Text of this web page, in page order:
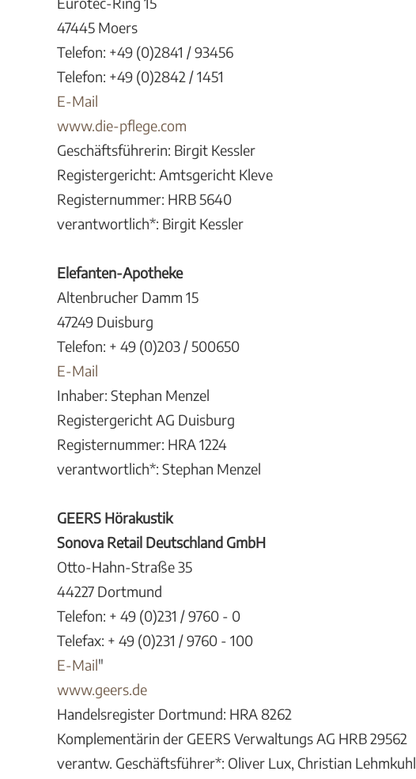
47445 Moers
Telefon: +49 (0)2841 / 93456
Telefon: +49 (0)2842 / 1451
E-Mail
www.die-pflege.com
Geschäftsführerin: Birgit Kessler
Registergericht: Amtsgericht Kleve
Registernummer: HRB 5640
verantwortlich*: Birgit Kessler
Elefanten-Apotheke
Altenbrucher Damm 15
47249 Duisburg
Telefon: + 49 (0)203 / 500650
E-Mail
Inhaber: Stephan Menzel
Registergericht AG Duisburg
Registernummer: HRA 1224
verantwortlich*: Stephan Menzel
GEERS Hörakustik
Sonova Retail Deutschland GmbH
Otto-Hahn-Straße 35
44227 Dortmund
Telefon: + 49 (0)231 / 9760 - 0
Telefax: + 49 (0)231 / 9760 - 100
E-Mail"
www.geers.de
Handelsregister Dortmund: HRA 8262
Komplementärin der GEERS Verwaltungs AG HRB 29562
verantw. Geschäftsführer*: Oliver Lux, Christian Lehmkuhl